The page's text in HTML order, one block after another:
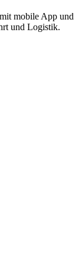
mobile App und
und Logistik.